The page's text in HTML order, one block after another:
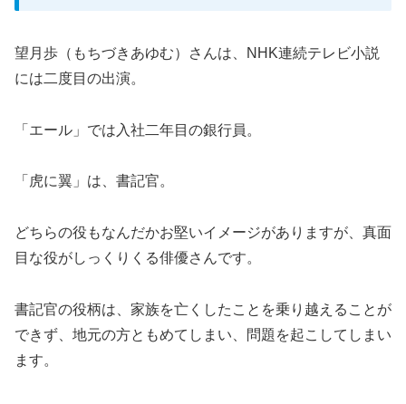
望月歩（もちづきあゆむ）さんは、NHK連続テレビ小説
には二度目の出演。
「エール」では入社二年目の銀行員。
「虎に翼」は、書記官。
どちらの役もなんだかお堅いイメージがありますが、真面
目な役がしっくりくる俳優さんです。
書記官の役柄は、家族を亡くしたことを乗り越えることが
できず、地元の方ともめてしまい、問題を起こしてしまい
ます。